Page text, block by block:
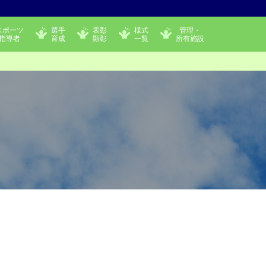
ポーツ
導者
選手
育成
表彰
顕彰
様式
一覧
管理・
所有施設